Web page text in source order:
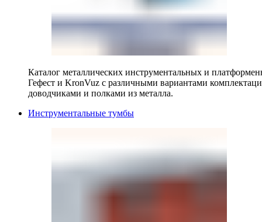
Каталог металлических инструментальных и
Гефест и KronVuz с различными вариантами
доводчиками и полками из металла.
Инструментальные тумбы